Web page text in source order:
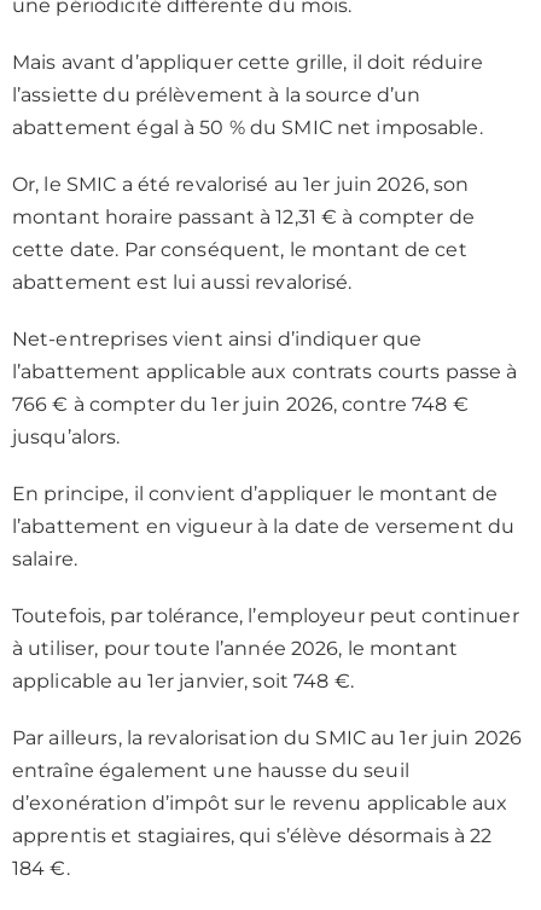
une périodicité différente du mois.
Mais avant d’appliquer cette grille, il doit réduire
l’assiette du prélèvement à la source d’un
abattement égal à 50 % du SMIC net imposable.
Or, le SMIC a été revalorisé au 1er juin 2026, son
montant horaire passant à 12,31 € à compter de
cette date. Par conséquent, le montant de cet
abattement est lui aussi revalorisé.
Net-entreprises vient ainsi d’indiquer que
l’abattement applicable aux contrats courts passe à
766 € à compter du 1er juin 2026, contre 748 €
jusqu’alors.
En principe, il convient d’appliquer le montant de
l’abattement en vigueur à la date de versement du
salaire.
Toutefois, par tolérance, l’employeur peut continuer
à utiliser, pour toute l’année 2026, le montant
applicable au 1er janvier, soit 748 €.
Par ailleurs, la revalorisation du SMIC au 1er juin 2026
entraîne également une hausse du seuil
d’exonération d’impôt sur le revenu applicable aux
apprentis et stagiaires, qui s’élève désormais à 22
184 €.